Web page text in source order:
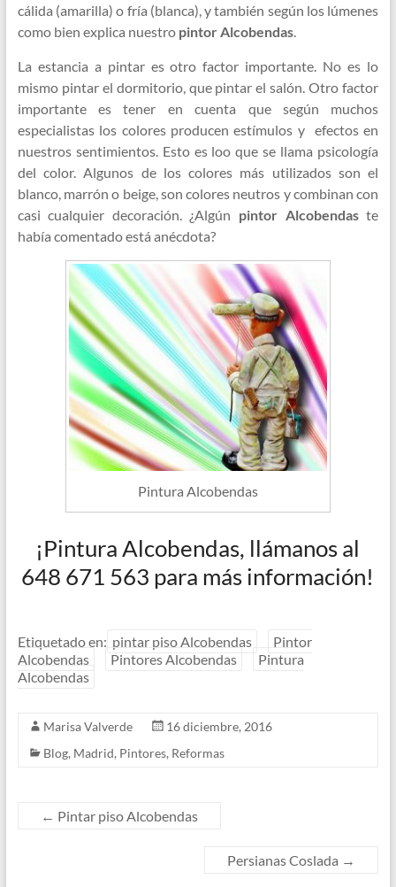
cálida (amarilla) o fría (blanca), y también según los lúmenes
como bien explica nuestro pintor Alcobendas.
La estancia a pintar es otro factor importante. No es lo
mismo pintar el dormitorio, que pintar el salón. Otro factor
importante es tener en cuenta que según muchos
especialistas los colores producen estímulos y efectos en
nuestros sentimientos. Esto es loo que se llama psicología
del color. Algunos de los colores más utilizados son el
blanco, marrón o beige, son colores neutros y combinan con
casi cualquier decoración. ¿Algún pintor Alcobendaste
había comentado está anécdota?
Pintura Alcobendas
¡Pintura Alcobendas, llámanos al
648 671 563 para más información!
Etiquetado en: pintar piso Alcobendas
Pintor
Alcobendas
Pintores Alcobendas
Pintura
Alcobendas
Marisa Valverde
16 diciembre, 2016
Blog, Madrid, Pintores, Reformas
← Pintar piso Alcobendas
Persianas Coslada →